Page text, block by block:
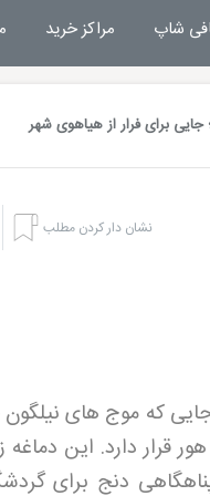
شاپ مراکز خرید
برای فرار از هیاهوی شهر
نشان دار کردن مطلب
که موج های
قرار دارد. این دماغه
دنج برای